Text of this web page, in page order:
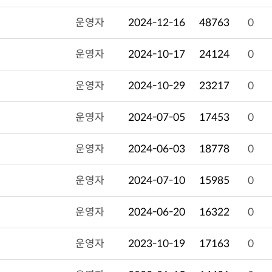
운영자 2024-12-16 48763 0
운영자 2024-10-17 24124 0
운영자 2024-10-29 23217 0
운영자 2024-07-05 17453 0
운영자 2024-06-03 18778 0
운영자 2024-07-10 15985 0
운영자 2024-06-20 16322 0
운영자 2023-10-19 17163 0